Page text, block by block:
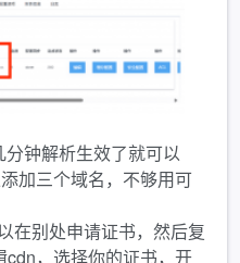
钟解析生效了就可以
加三个域名，不够用可
在别处申请证书，然后复
，选择你的证书，开